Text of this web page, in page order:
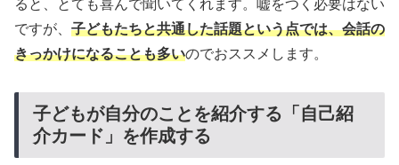
ると、とても喜んで聞いてくれます。嘘をつく必要はない
ですが、 子どもたちと共通した話題という点では、会話の
きっかけになることも多いのでおススメします。
子どもが自分のことを紹介する「自己紹
介カード」を作成する